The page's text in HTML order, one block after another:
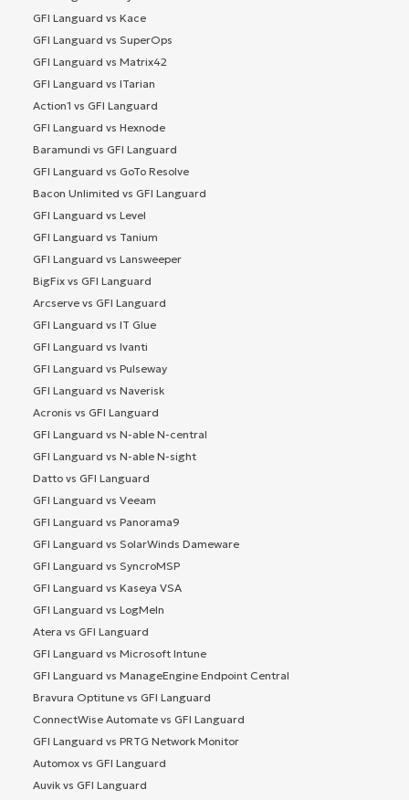
GFI Languard vs Kace
GFI Languard vs SuperOps
GFI Languard vs Matrix42
GFI Languard vs ITarian
Action1 vs GFI Languard
GFI Languard vs Hexnode
Baramundi vs GFI Languard
GFI Languard vs GoTo Resolve
Bacon Unlimited vs GFI Languard
GFI Languard vs Level
GFI Languard vs Tanium
GFI Languard vs Lansweeper
BigFix vs GFI Languard
Arcserve vs GFI Languard
GFI Languard vs IT Glue
GFI Languard vs Ivanti
GFI Languard vs Pulseway
GFI Languard vs Naverisk
Acronis vs GFI Languard
GFI Languard vs N-able N-central
GFI Languard vs N-able N-sight
Datto vs GFI Languard
GFI Languard vs Veeam
GFI Languard vs Panorama9
GFI Languard vs SolarWinds Dameware
GFI Languard vs SyncroMSP
GFI Languard vs Kaseya VSA
GFI Languard vs LogMeIn
Atera vs GFI Languard
GFI Languard vs Microsoft Intune
GFI Languard vs ManageEngine Endpoint Central
Bravura Optitune vs GFI Languard
ConnectWise Automate vs GFI Languard
GFI Languard vs PRTG Network Monitor
Automox vs GFI Languard
Auvik vs GFI Languard